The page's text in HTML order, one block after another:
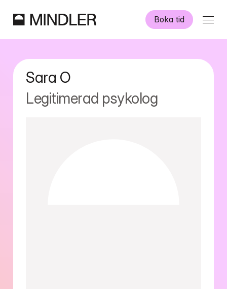
Boka tid
Information
Övriga tjänster
Sara O
Legitimerad psykolog